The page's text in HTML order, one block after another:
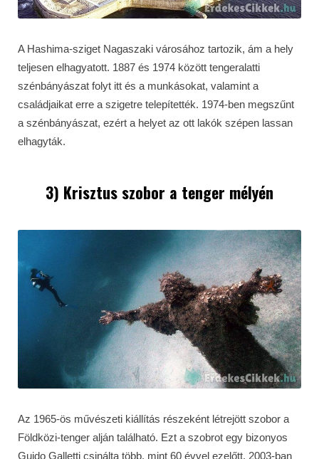
A Hashima-sziget Nagaszaki városához tartozik, ám a hely
teljesen elhagyatott. 1887 és 1974 között tengeralatti
szénbányászat folyt itt és a munkásokat, valamint a
családjaikat erre a szigetre telepítették. 1974-ben megszűnt
a szénbányászat, ezért a helyet az ott lakók szépen lassan
elhagyták.
3) Krisztus szobor a tenger mélyén
Az 1965-ös művészeti kiállítás részeként létrejött szobor a
Földközi-tenger alján található. Ezt a szobrot egy bizonyos
Guido Galletti csinálta több, mint 60 évvel ezelőtt. 2003-ban